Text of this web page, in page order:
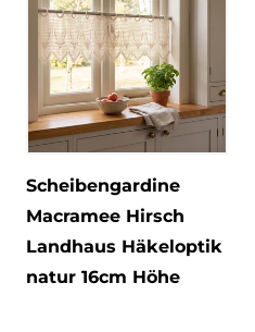
Scheibengardine
Macramee Hirsch
Landhaus Häkeloptik
natur 16cm Höhe